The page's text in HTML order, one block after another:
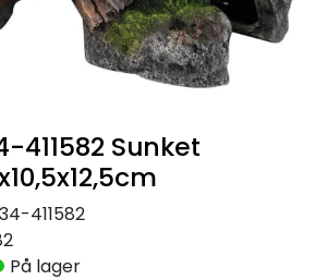
411582 Sunket
411582
På lager